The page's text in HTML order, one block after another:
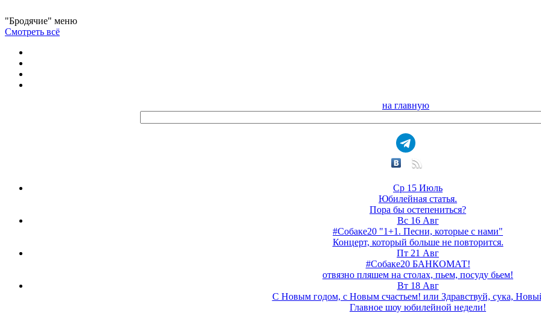
"Бродячие" меню
Смотреть всё
на главную
Ср 15 Июль
Юбилейная статья.
Пора бы остепениться?
Вс 16 Авг
#Собаке20 "1+1. Песни, которые с нами"
Концерт, который больше не повторится.
Пт 21 Авг
#Собаке20 БАНКОМАТ!
отвязно пляшем на столах, пьем, посуду бьем!
Вт 18 Авг
С Новым годом, с Новым счастьем! или Здравствуй, сука,
Главное шоу юбилейной недели!